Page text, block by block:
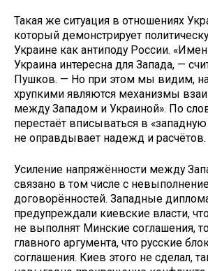
Такая же ситуация в отношениях
который демонстрирует
Украине как антиподу России.
Украина интересна для Запада, —
Пушков. — Но при этом мы видим,
хрупкими являются механизмы
между Западом и Украиной». По
перестаёт вписываться в
не оправдывает надежд и расчётов.
Усиление напряжённости между
связано в том числе с
договорённостей. Западные
предупреждали киевские власти,
не выполнят Минские соглашения,
главного аргумента, что русские
соглашения. Киев этого не сделал,